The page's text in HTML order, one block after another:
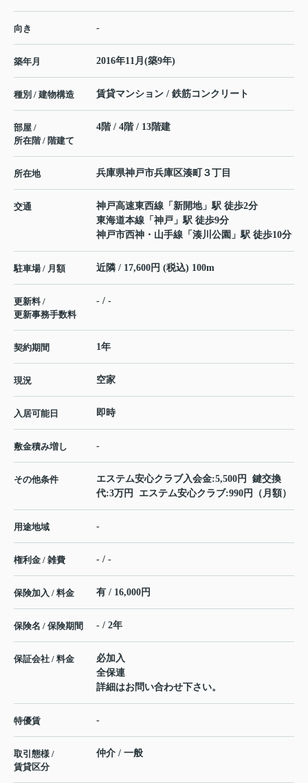
向き -
築年月 2016年11月(築9年)
種別 / 建物構造 賃貸マンション / 鉄筋コンクリート
部屋 /
所在階 / 階建て
4階 / 4階 / 13階建
所在地 兵庫県神戸市兵庫区湊町 ３丁目
交通 神戸高速東西線 「 新開地」駅 徒歩2分
東海道本線 「 神戸 」駅 徒歩9分
神戸市西神・山手線 「 湊川公園 」駅 徒歩10分
駐車場 / 月額 近隣 / 17,600円 (税込) 100m
更新料 /
更新事務手数料
- / -
契約期間 1年
現況 空家
入居可能日 即時
敷金積み増し -
その他条件
エステム安心クラブ入会金:5,500円 鍵交換
代:3万円 エステム安心クラブ:990円（月額）
用途地域 -
権利金 / 雑費 - / -
保険加入 / 料金 有 / 16,000円
保険名 / 保険期間 - / 2年
保証会社 / 料金
必加入
全保連
詳細はお問い合わせ下さい。
特優賃 -
取引態様 /
賃貸区分
仲介 / 一般